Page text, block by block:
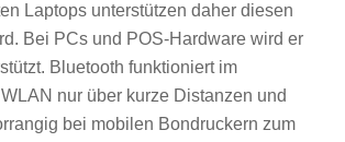
Laptops unterstützen daher diesen
Bei PCs und POS-Hardware wird er
Bluetooth funktioniert im
nur über kurze Distanzen und
bei mobilen Bondruckern zum